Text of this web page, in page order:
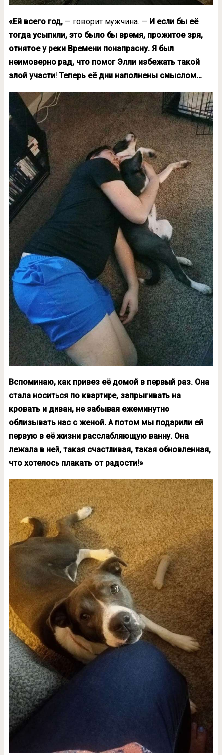
«Ей всего год,— говорит мужчина. — И если бы её
тогда усыпили, это было бы время, прожитое зря,
отнятое у реки Времени понапрасну. Я был
неимоверно рад, что помог Элли избежать такой
злой участи! Теперь её дни наполнены смыслом…
Вспоминаю, как привез её домой в первый раз. Она
стала носиться по квартире, запрыгивать на
кровать и диван, не забывая ежеминутно
облизывать нас с женой. А потом мы подарили ей
первую в её жизни расслабляющую ванну. Она
лежала в ней, такая счастливая, такая обновленная,
что хотелось плакать от радости!»